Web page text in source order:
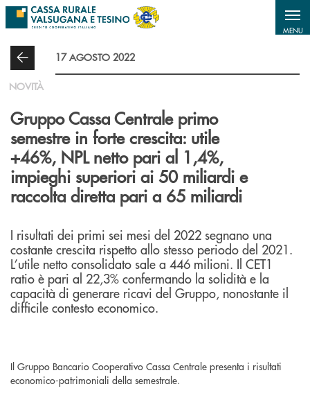
Salta al contenuto principale
MENU
17 AGOSTO 2022
NOVITÀ
Gruppo Cassa Centrale primo
semestre in forte crescita: utile
+46%, NPL netto pari al 1,4%,
impieghi superiori ai 50 miliardi e
raccolta diretta pari a 65 miliardi
I risultati dei primi sei mesi del 2022 segnano una
costante crescita rispetto allo stesso periodo del 2021.
L’utile netto consolidato sale a 446 milioni. Il CET1
ratio è pari al 22,3% confermando la solidità e la
capacità di generare ricavi del Gruppo, nonostante il
difficile contesto economico.
Il Gruppo Bancario Cooperativo Cassa Centrale presenta i risultati
economico-patrimoniali della semestrale.